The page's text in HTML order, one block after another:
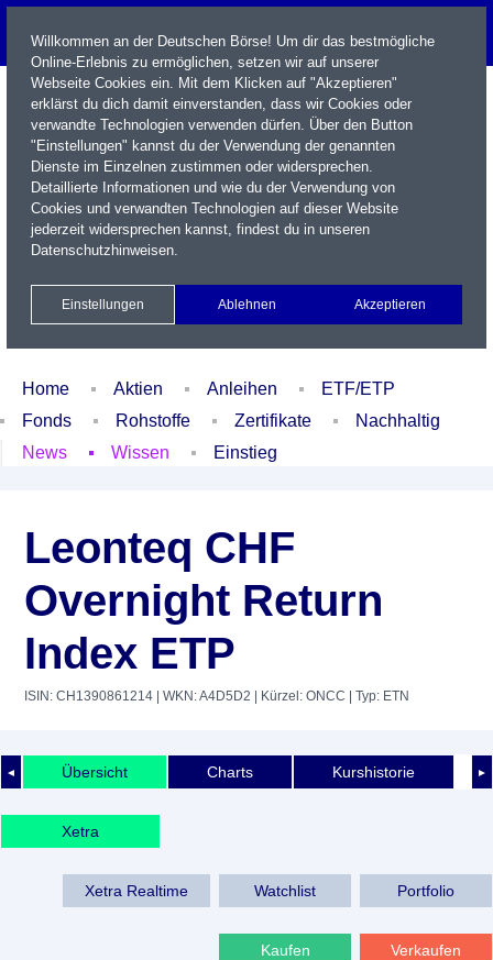
Name / WKN / ISIN / Kürzel
Xetra Realtime
Watchlist Portfolio Login
Home Aktien Anleihen
ETF/ETP
Fonds
Rohstoffe Zertifikate
Nachhaltig
News
Wissen Einstieg
Leonteq CHF
Overnight Return
Index ETP
ISIN: CH1390861214 | WKN: A4D5D2 | Kürzel: ONCC | Typ: ETN
◄ ►
Übersicht Charts Kurshistorie
Xetra
Xetra Realtime Watchlist Portfolio
Kaufen Verkaufen
Willkommen an der Deutschen Börse! Um dir das bestmögliche
Online-Erlebnis zu ermöglichen, setzen wir auf unserer
Webseite Cookies ein. Mit dem Klicken auf "Akzeptieren"
erklärst du dich damit einverstanden, dass wir Cookies oder
verwandte Technologien verwenden dürfen. Über den Button
"Einstellungen" kannst du der Verwendung der genannten
Dienste im Einzelnen zustimmen oder widersprechen.
Detaillierte Informationen und wie du der Verwendung von
Cookies und verwandten Technologien auf dieser Website
jederzeit widersprechen kannst, findest du in unseren
Datenschutzhinweisen.
Einstellungen Ablehnen Akzeptieren